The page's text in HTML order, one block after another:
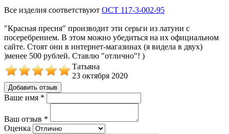
Все изделия соответствуют ОСТ 117-3-002-95
"Красная пресня" производит эти серьги из латуни с
посеребрением. В этом можно убедиться на их официальном
сайте. Стоят они в интернет-магазинах (я видела в двух)
)менее 500 рублей. Ставлю "отлично"! )
Татьяна
23 октября 2020
Добавить отзыв
Ваше имя *
Ваш отзыв *
Оценка